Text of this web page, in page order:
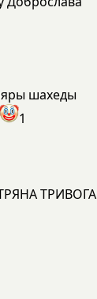
шахеды
1
ТРИВОГА